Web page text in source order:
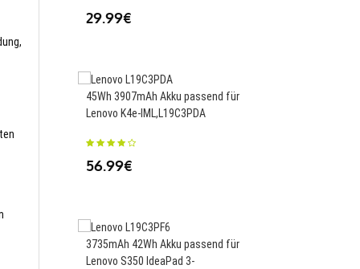
29.99€
45Wh 3907mAh Akku passend für
Lenovo K4e-IML,L19C3PDA
56.99€
3735mAh 42Wh Akku passend für
Lenovo S350 IdeaPad 3-